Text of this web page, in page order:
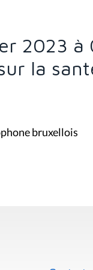
2023 à
la
bruxellois